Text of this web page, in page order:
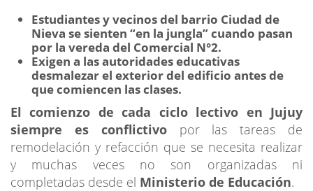
Estudiantes y vecinos del barrio Ciudad de
Nieva se sienten “en la jungla” cuando pasan
por la vereda del Comercial N°2.
Exigen a las autoridades educativas
desmalezar el exterior del edificio antes de
que comiencen las clases.
El comienzo de cada ciclo lectivo en Jujuy
siempre es conflictivopor las tareas de
remodelación y refacción que se necesita realizar
y muchas veces no son organizadas ni
completadas desde el Ministerio de Educación.